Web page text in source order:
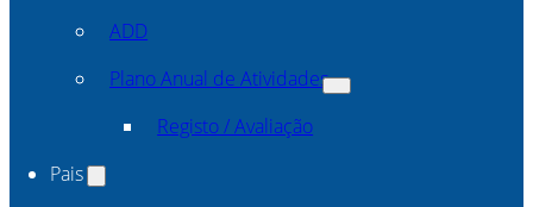
ADD
Plano Anual de Atividades
Registo / Avaliação
Pais